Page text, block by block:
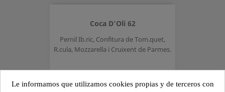
Coca D'Oli 62
Pernil Ib.ric, Confitura de Tom.quet,
R.cula, Mozzarella i Cruixent de Parmes.
Preu
6,25 €
Le informamos que utilizamos cookies propias y de terceros con